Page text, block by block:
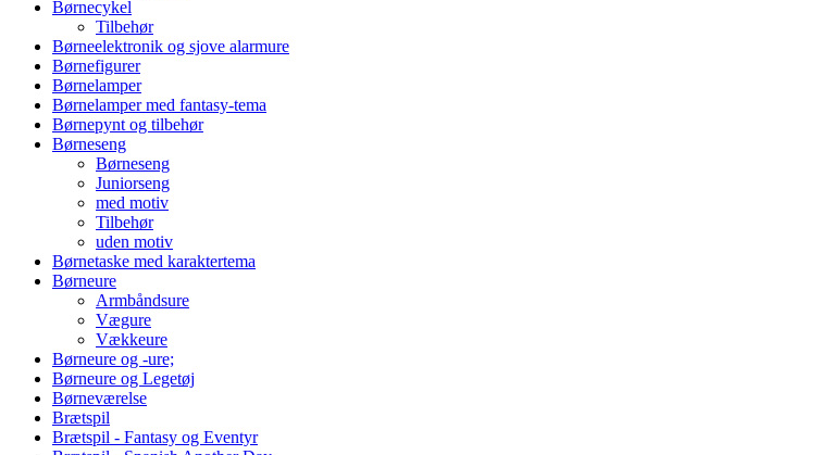
Børnecykel
Tilbehør
Børneelektronik og sjove alarmure
Børnefigurer
Børnelamper
Børnelamper med fantasy-tema
Børnepynt og tilbehør
Børneseng
Børneseng
Juniorseng
med motiv
Tilbehør
uden motiv
Børnetaske med karaktertema
Børneure
Armbåndsure
Vægure
Vækkeure
Børneure og -ure;
Børneure og Legetøj
Børneværelse
Brætspil
Brætspil - Fantasy og Eventyr